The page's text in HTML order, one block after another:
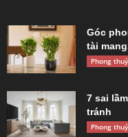
Góc
tài
Phong thuỷ
7 sai
tránh
Phong thuỷ